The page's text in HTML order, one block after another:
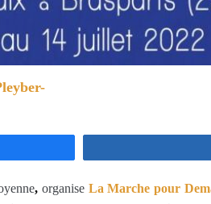
, organise La Marche pour